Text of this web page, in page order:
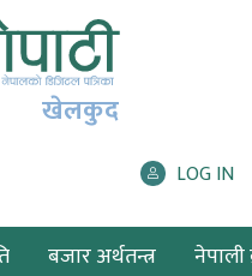
खेलकुद
LOG IN
बजार अर्थतन्त्र नेपाली